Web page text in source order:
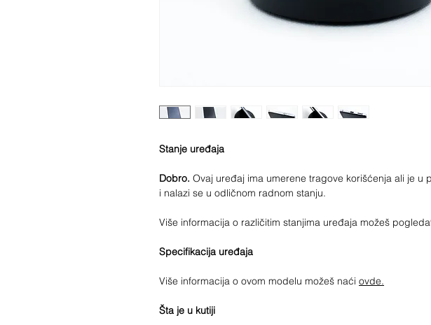
Stanje uređaja
Dobro. Ovaj uređaj ima umerene tragove korišćenja ali je u
i nalazi se u odličnom radnom stanju.
Više informacija o različitim stanjima uređaja možeš
Specifikacija uređaja
Više informacija o ovom modelu možeš naći ovde.
Šta je u kutiji